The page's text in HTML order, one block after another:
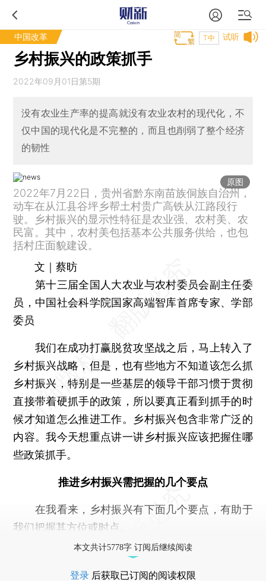
中国改革 试听
T中
乡村振兴的政策抓手
2022年09月01日第5期
没有农业生产率的提高就没有农业农村的现代化，不
仅中国的现代化是不完整的，而且也削弱了整个经济
的韧性
原图
2022年7月22日，贵州省黔东南苗族侗族自治州，
动车在从江县谷坪乡帮土村贵广高铁从江路段行
驶。乡村振兴的显示性特征是农业强、农村美、农
民富。其中，农村美包括基本公共服务供给，也包
括村庄面貌建设。
文｜蔡昉
第十三届全国人大农业与农村委员会副主任委
员，中国社会科学院国家高端智库首席专家、学部
委员
我们在成功打赢脱贫攻坚战之后，马上转入了
乡村振兴战略，但是，也有些地方不知道该怎么抓
乡村振兴，特别是一些基层的领导干部习惯于贯彻
直接带着硬抓手的政策，所以要真正看到抓手的时
候才知道怎么推进工作。乡村振兴包含非常广泛的
内容。我今天想重点讲一讲乡村振兴应该把握住哪
些政策抓手。
推进乡村振兴需把握的几个要点
在我看来，乡村振兴有下面几个要点，有助于
我们把握其方位或时点。
本文共计5778字 订阅后继续阅读
登录 后获取已订阅的阅读权限